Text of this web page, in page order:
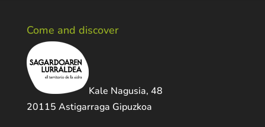
Come and discover
Kale Nagusia, 48
20115 Astigarraga Gipuzkoa